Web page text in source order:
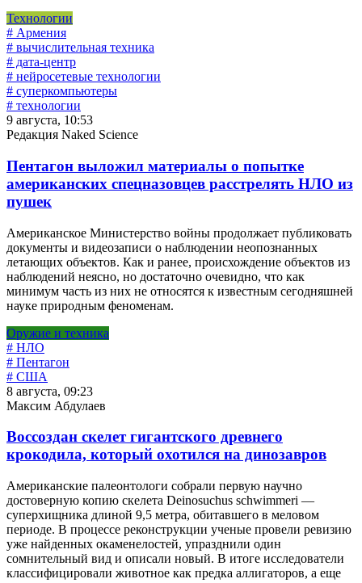
Технологии
# Армения
# вычислительная техника
# дата-центр
# нейросетевые технологии
# суперкомпьютеры
# технологии
9 августа, 10:53
Редакция Naked Science
Пентагон выложил материалы о попытке
американских спецназовцев расстрелять НЛО из
пушек
Американское Министерство войны продолжает публиковать
документы и видеозаписи о наблюдении неопознанных
летающих объектов. Как и ранее, происхождение объектов из
наблюдений неясно, но достаточно очевидно, что как
минимум часть из них не относятся к известным сегодняшней
науке природным феноменам.
Оружие и техника
# НЛО
# Пентагон
# США
8 августа, 09:23
Максим Абдулаев
Воссоздан скелет гигантского древнего
крокодила, который охотился на динозавров
Американские палеонтологи собрали первую научно
достоверную копию скелета Deinosuchus schwimmeri —
суперхищника длиной 9,5 метра, обитавшего в меловом
периоде. В процессе реконструкции ученые провели ревизию
уже найденных окаменелостей, упразднили один
сомнительный вид и описали новый. В итоге исследователи
классифицировали животное как предка аллигаторов, а еще